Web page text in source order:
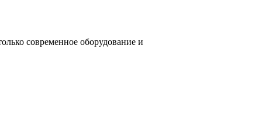
современное оборудование и